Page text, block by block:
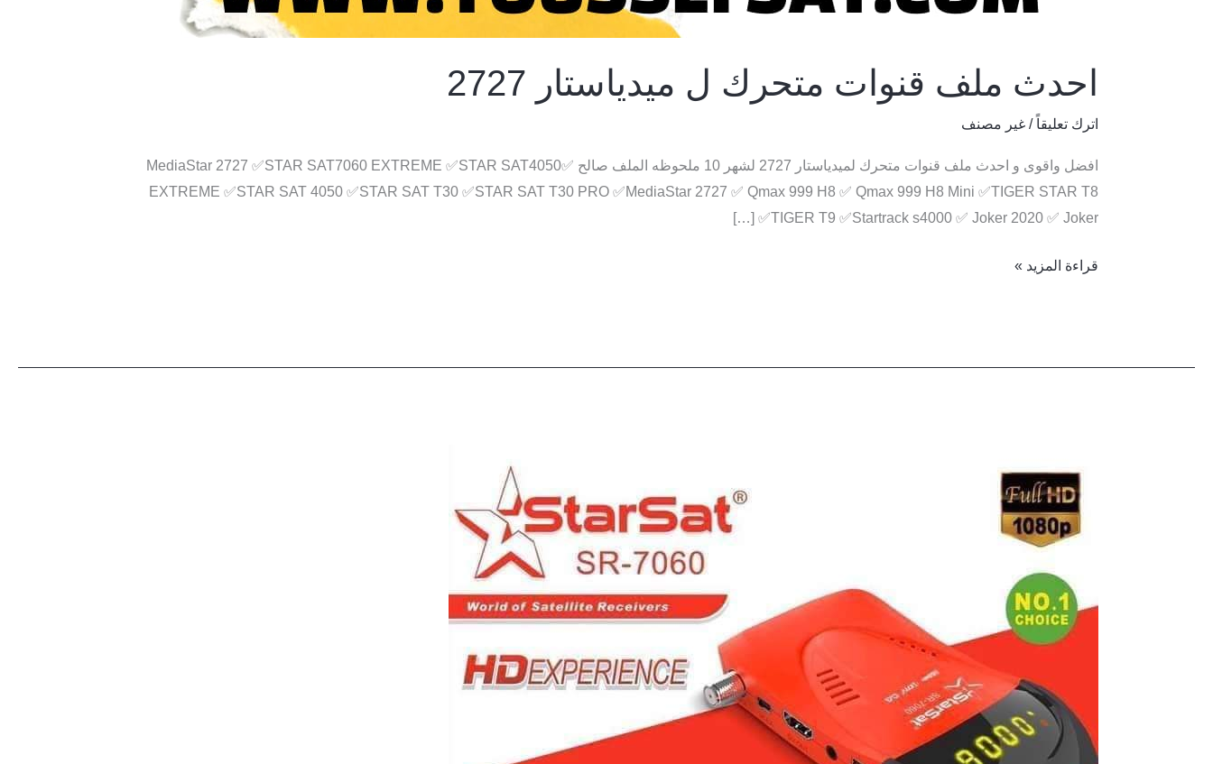
احدث ملف قنوات متحرك ل ميدياستار 2727
اترك تعليقاً / غير مصنف
افضل واقوى و احدث ملف قنوات متحرك لميدياستار 2727 لشهر 10 ملحوظه الملف صالح ✅MediaStar 2727 ✅STAR SAT7060 EXTREME ✅STAR SAT4050
EXTREME ✅STAR SAT 4050 ✅STAR SAT T30 ✅STAR SAT T30 PRO ✅MediaStar 2727 ✅ Qmax 999 H8 ✅ Qmax 999 H8 Mini ✅TIGER STAR T8
✅TIGER T9 ✅Startrack s4000 ✅ Joker 2020 ✅ Joker […]
قراءة المزيد »
جديد
ستارسات